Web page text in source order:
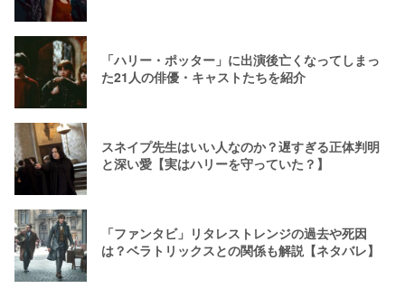
「ハリー・ポッター」に出演後亡くなってしまっ
た21人の俳優・キャストたちを紹介
スネイプ先生はいい人なのか？遅すぎる正体判明
と深い愛【実はハリーを守っていた？】
「ファンタビ」リタレストレンジの過去や死因
は？ベラトリックスとの関係も解説【ネタバレ】